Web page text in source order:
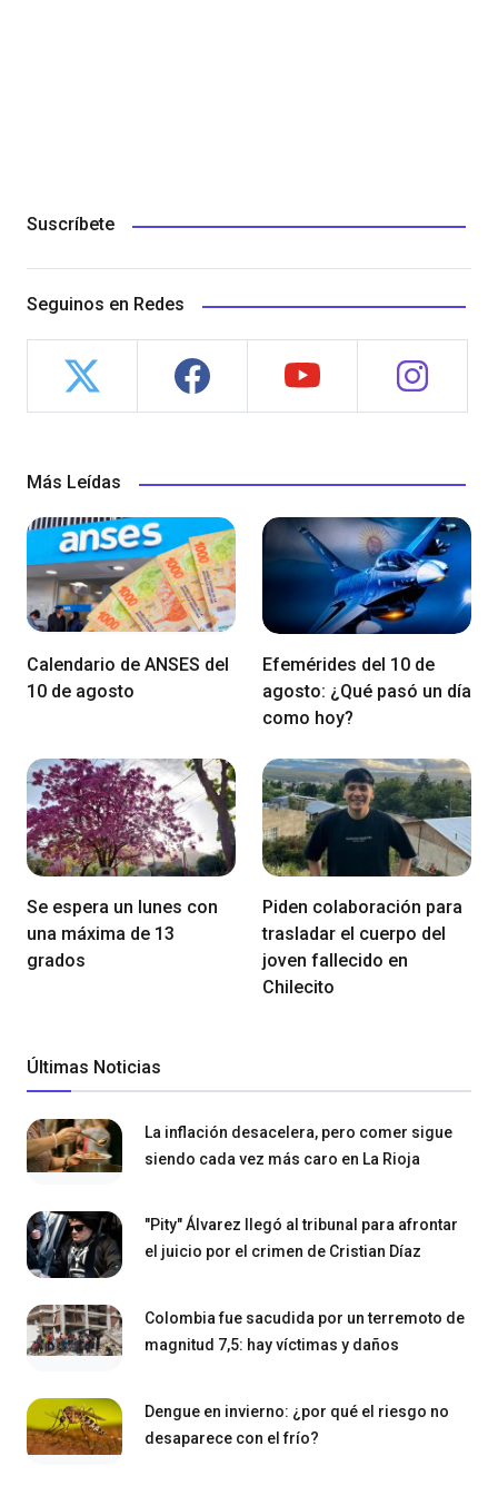
Suscríbete
Seguinos en Redes
Más Leídas
Calendario de ANSES del
10 de agosto
Efemérides del 10 de
agosto: ¿Qué pasó un día
como hoy?
Se espera un lunes con
una máxima de 13
grados
Piden colaboración para
trasladar el cuerpo del
joven fallecido en
Chilecito
Últimas Noticias
La inflación desacelera, pero comer sigue
siendo cada vez más caro en La Rioja
"Pity" Álvarez llegó al tribunal para afrontar
el juicio por el crimen de Cristian Díaz
Colombia fue sacudida por un terremoto de
magnitud 7,5: hay víctimas y daños
Dengue en invierno: ¿por qué el riesgo no
desaparece con el frío?